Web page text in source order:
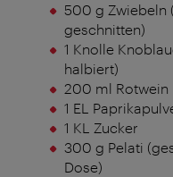
500 g Zwiebeln
geschnitten)
1 Knolle
halbiert)
200 ml Rotwein
1 EL
1 KL Zucker
300 g Pelati
Dose)